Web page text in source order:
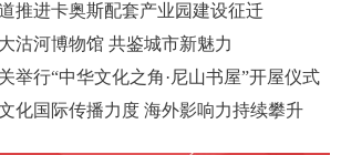
推进卡奥斯配套产业园建设征迁
沽河博物馆 共鉴城市新魅力
举行“中华文化之角·尼山书屋”开屋仪式
化国际传播力度 海外影响力持续攀升